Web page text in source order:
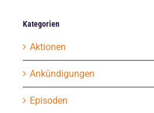
Kategorien
Aktionen
Ankündigungen
Episoden